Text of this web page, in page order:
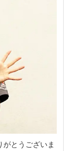
がとうございま